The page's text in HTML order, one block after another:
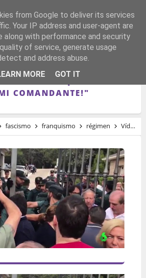
EL ASALTO FRANQUISTA
CAÍDOS: "¡VOY A
COMANDANTE!"
fascismo franquismo régimen Vídeo: así fue el asalto franquista al Valle de los Caídos: "¡Voy a defender a mi comandante!"
from Google to deliver its services
Your IP address and user-agent are
along with performance and security
of service, generate usage
and address abuse.
MORE
GOT IT